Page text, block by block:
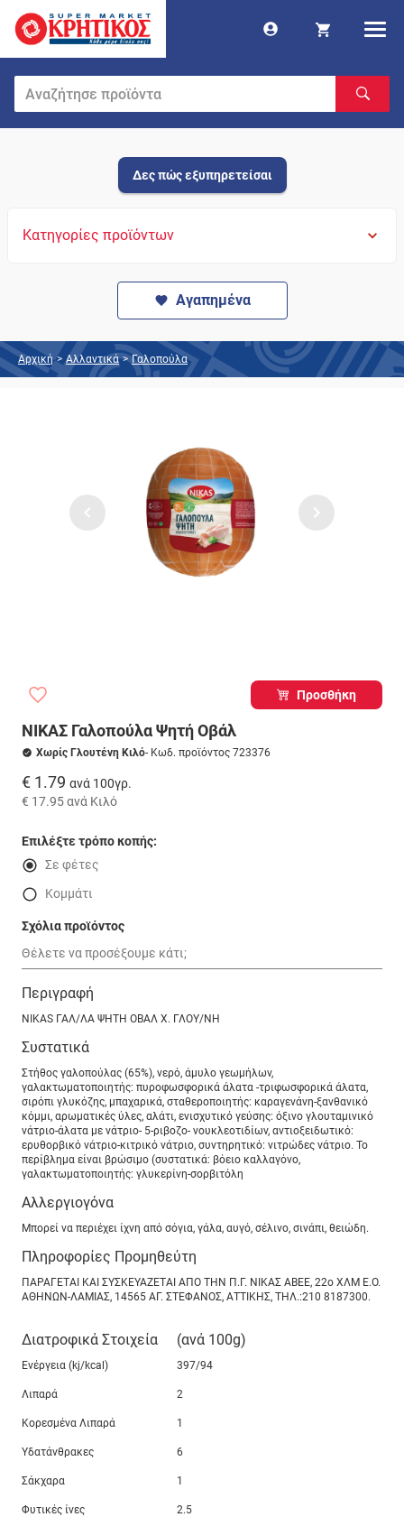
Δες πώς εξυπηρετείσαι
Κατηγορίες προϊόντων
Αγαπημένα
Αρχική > Αλλαντικά > Γαλοπούλα
Προσθήκη
ΝΙΚΑΣ Γαλοπούλα Ψητή Οβάλ
Χωρίς Γλουτένη Κιλό- Κωδ. προϊόντος 723376
€ 1.79 ανά 100γρ.
€ 17.95ανά Κιλό
Επιλέξτε τρόπο κοπής:
Σε φέτες
Κομμάτι
Σχόλια προϊόντος
Περιγραφή
NIKAS ΓΑΛ/ΛΑ ΨΗΤΗ ΟΒΑΛ Χ. ΓΛΟΥ/ΝΗ
Συστατικά
Στήθος γαλοπούλας (65%), νερό, άμυλο γεωμήλων,
γαλακτωματοποιητής: πυροφωσφορικά άλατα -τριφωσφορικά άλατα,
σιρόπι γλυκόζης, μπαχαρικά, σταθεροποιητής: καραγενάνη-ξανθανικό
κόμμι, αρωματικές ύλες, αλάτι, ενισχυτικό γεύσης: όξινο γλουταμινικό
νάτριο-άλατα με νάτριο- 5-ριβοζο- νουκλεοτιδίων, αντιοξειδωτικό:
ερυθορβικό νάτριο-κιτρικό νάτριο, συντηρητικό: νιτρώδες νάτριο. Το
περίβλημα είναι βρώσιμο (συστατικά: βόειο καλλαγόνο,
γαλακτωματοποιητής: γλυκερίνη-σορβιτόλη
Αλλεργιογόνα
Μπορεί να περιέχει ίχνη από σόγια, γάλα, αυγό, σέλινο, σινάπι, θειώδη.
Πληροφορίες Προμηθεύτη
ΠΑΡΑΓΕΤΑΙ ΚΑΙ ΣΥΣΚΕΥΑΖΕΤΑΙ ΑΠΟ ΤΗΝ Π.Γ. ΝΙΚΑΣ ΑΒΕΕ, 22ο ΧΛΜ Ε.Ο.
ΑΘΗΝΩΝ-ΛΑΜΙΑΣ, 14565 ΑΓ. ΣΤΕΦΑΝΟΣ, ΑΤΤΙΚΗΣ, ΤΗΛ.:210 8187300.
Διατροφικά Στοιχεία (ανά 100g)
Ενέργεια (kj/kcal) 397/94
Λιπαρά 2
Κορεσμένα Λιπαρά 1
Υδατάνθρακες 6
Σάκχαρα 1
Φυτικές ίνες 2.5